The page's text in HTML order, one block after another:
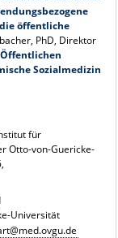
öffentliche
PhD, Direktor
Sozialmedizin
für
Otto-von-Guericke-
Universität